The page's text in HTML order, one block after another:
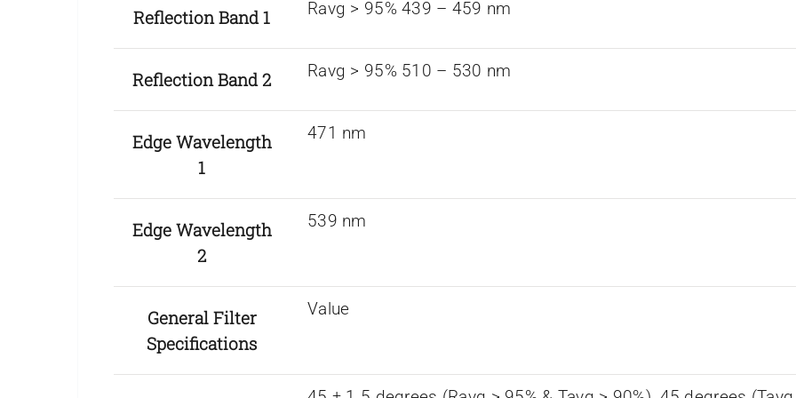
Reflection Band 1 Ravg > 95% 439 – 459 nm
Reflection Band 2 Ravg > 95% 510 – 530 nm
Edge Wavelength
1
471 nm
Edge Wavelength
2
539 nm
General Filter
Specifications
Value